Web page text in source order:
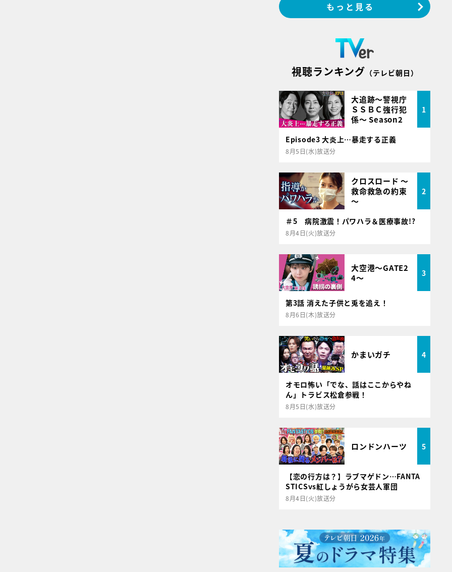
もっと見る
視聴ランキング （テレビ朝日）
大追跡～警視庁
ＳＳＢＣ強行犯
係～ Season2
1
Episode3 大炎上…暴走する正義
8月5日(水)放送分
クロスロード ～
救命救急の約束
～
2
＃5 病院激震！パワハラ＆医療事故!?
8月4日(火)放送分
大空港～GATE2
4～
3
第3話 消えた子供と兎を追え！
8月6日(木)放送分
かまいガチ 4
オモロ怖い「でな、話はここからやね
ん」トラビス松倉参戦！
8月5日(水)放送分
ロンドンハーツ 5
【恋の行方は？】ラブマゲドン…FANTA
STICSvs紅しょうがら女芸人軍団
8月4日(火)放送分